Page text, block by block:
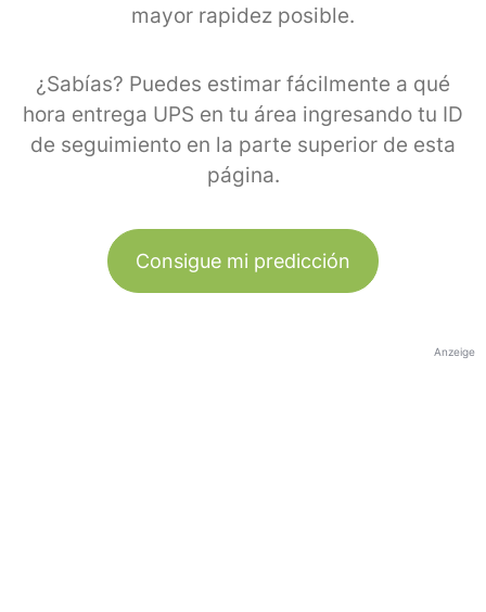
mayor rapidez posible.
¿Sabías? Puedes estimar fácilmente a qué
hora entrega UPS en tu área ingresando tu ID
de seguimiento en la parte superior de esta
página.
Consigue mi predicción
Anzeige